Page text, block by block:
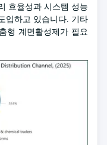
효율성과 시스템 성능
입하고 있습니다. 기타
형 계면활성제가 필요